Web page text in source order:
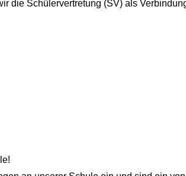
die Schülervertretung (SV) als